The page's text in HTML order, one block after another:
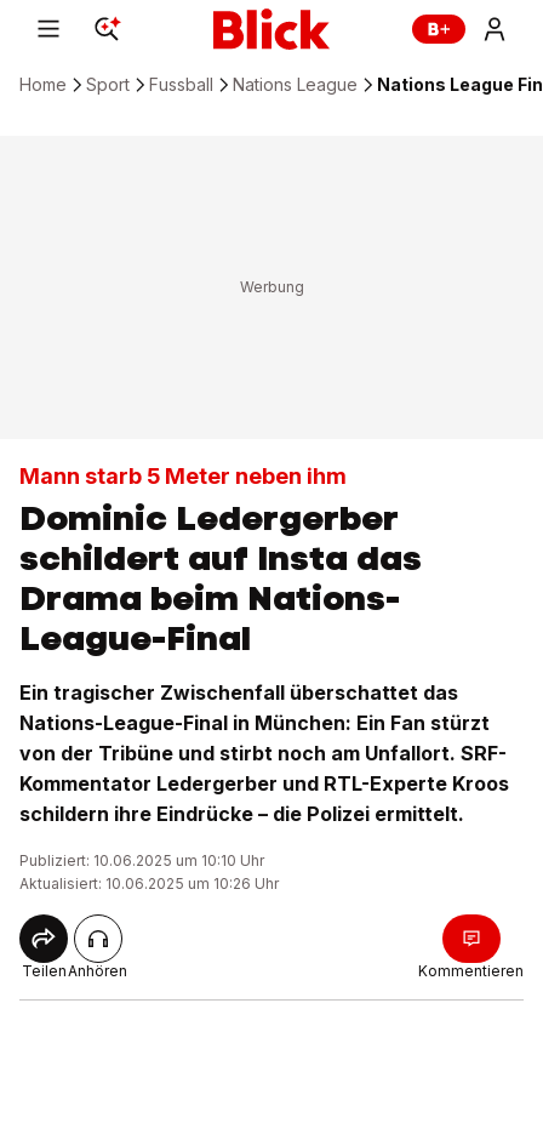
Home Sport Fussball Nations League Nations League
Mann starb 5 Meter neben ihm
Dominic Ledergerber
schildert auf Insta das
Drama beim Nations-
League-Final
Ein tragischer Zwischenfall überschattet das
Nations-League-Final in München: Ein Fan stürzt
von der Tribüne und stirbt noch am Unfallort. SRF-
Kommentator Ledergerber und RTL-Experte Kroos
schildern ihre Eindrücke – die Polizei ermittelt.
Publiziert: 10.06.2025 um 10:10 Uhr
Aktualisiert: 10.06.2025 um 10:26 Uhr
TeilenAnhören Kommentieren